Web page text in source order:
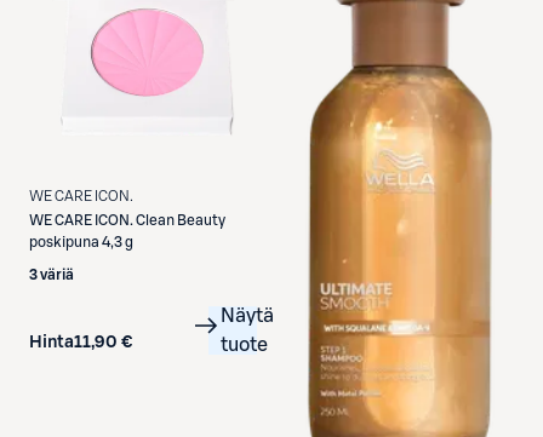
WE CARE ICON.
WE CARE ICON. Clean Beauty
poskipuna 4,3 g
3 väriä
Hinta11,90 €
Näytä
tuote